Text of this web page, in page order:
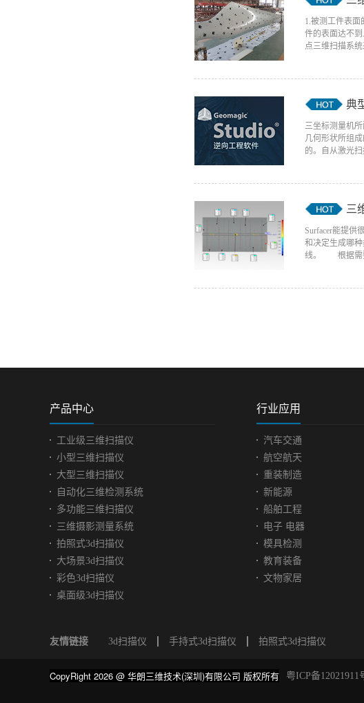
1.被测工件表
件的表面达不
点三维扫描系
典
三坐标测量机
几何形状所组
的。自从激光
三
Surfacer能提
和决定生成哪
线。 根据需
产品中心
工业级三维扫描仪
小型三维扫描仪
大型三维扫描仪
自动化三维检测系统
多功能三维扫描仪
三维摄影测量系统
拍照式3d扫描仪
大场景3d扫描仪
彩色3d扫描仪
桌面级3d扫描仪
行业应用
汽车交通
航空航天
重装制造
新能源
船舶工程
电子 电器
模具检测
教育装备
文物家居
友情链接 3d扫描仪 手持式3d扫描仪 拍照式3d扫描仪
CopyRight 2026 @ 华朗三维技术(深圳)有限公司 版权所有 粤ICP备12021911